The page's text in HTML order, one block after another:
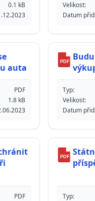
0.1 kB
Velikost:
Datum
auta
PDF
1.8 kB
PDF
Typ:
Velikost:
Datum
PDF
PDF
Typ: